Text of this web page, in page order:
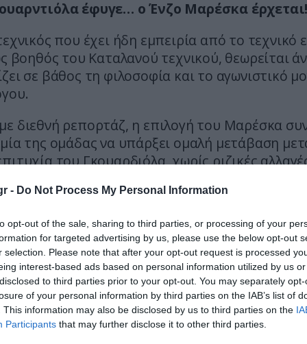
- Do Not Process My Personal Information
opt-out of the sale, sharing to third parties, or processing of your
for targeted advertising by us, please use the below opt-out
selection. Please note that after your opt-out request is processed
interest-based ads based on personal information utilized by us
to third parties prior to your opt-out. You may separately
of your personal information by third parties on the IAB’s list of
This information may also be disclosed by us to third parties on the
Participants that may further disclose it to other third parties.
έφυγε… ο Ένζο Μαρέσκα έρχεται!
που έχει ήδη εμπειρία από το τεχνικό
βοηθός του Καταλανού τεχνικού, θεωρείται
σε βάθος τη φιλοσοφία και το αγωνιστικό
διεθνή ρεπορτάζ, η επιλογή του Μαρέσκα
της ομάδας να υπάρξει ομαλή μετάβαση
του Γκουαρδιόλα, χωρίς ριζικές
της πρώην πλέον ομάδας του.
έχει ξεχωρίσει τα τελευταία χρόνια για τη
στη Λέστερ και στη συνέχεια στην
σημαντικές επιτυχίες και σταθερή